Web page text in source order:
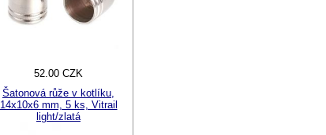
52.00 CZK
Šatonová růže v kotlíku,
14x10x6 mm, 5 ks, Vitrail
light/zlatá